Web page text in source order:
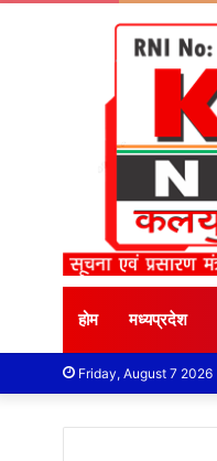
होम मध्यप्रदेश
Friday, August 7 2026